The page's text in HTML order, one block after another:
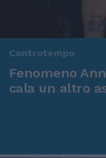
Controtempo
Fenomeno
cala un altro